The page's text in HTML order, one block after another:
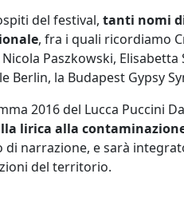
del festival, tanti nomi
, fra i quali ricordiamo
Paszkowski,
Berlin, la Budapest Gypsy
2016 del Lucca Puccini
lirica alla
di narrazione, e sarà
del territorio.